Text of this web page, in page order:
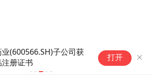
(600566.SH)子公司获
册证书
李开复：AI
出数据不能
打开